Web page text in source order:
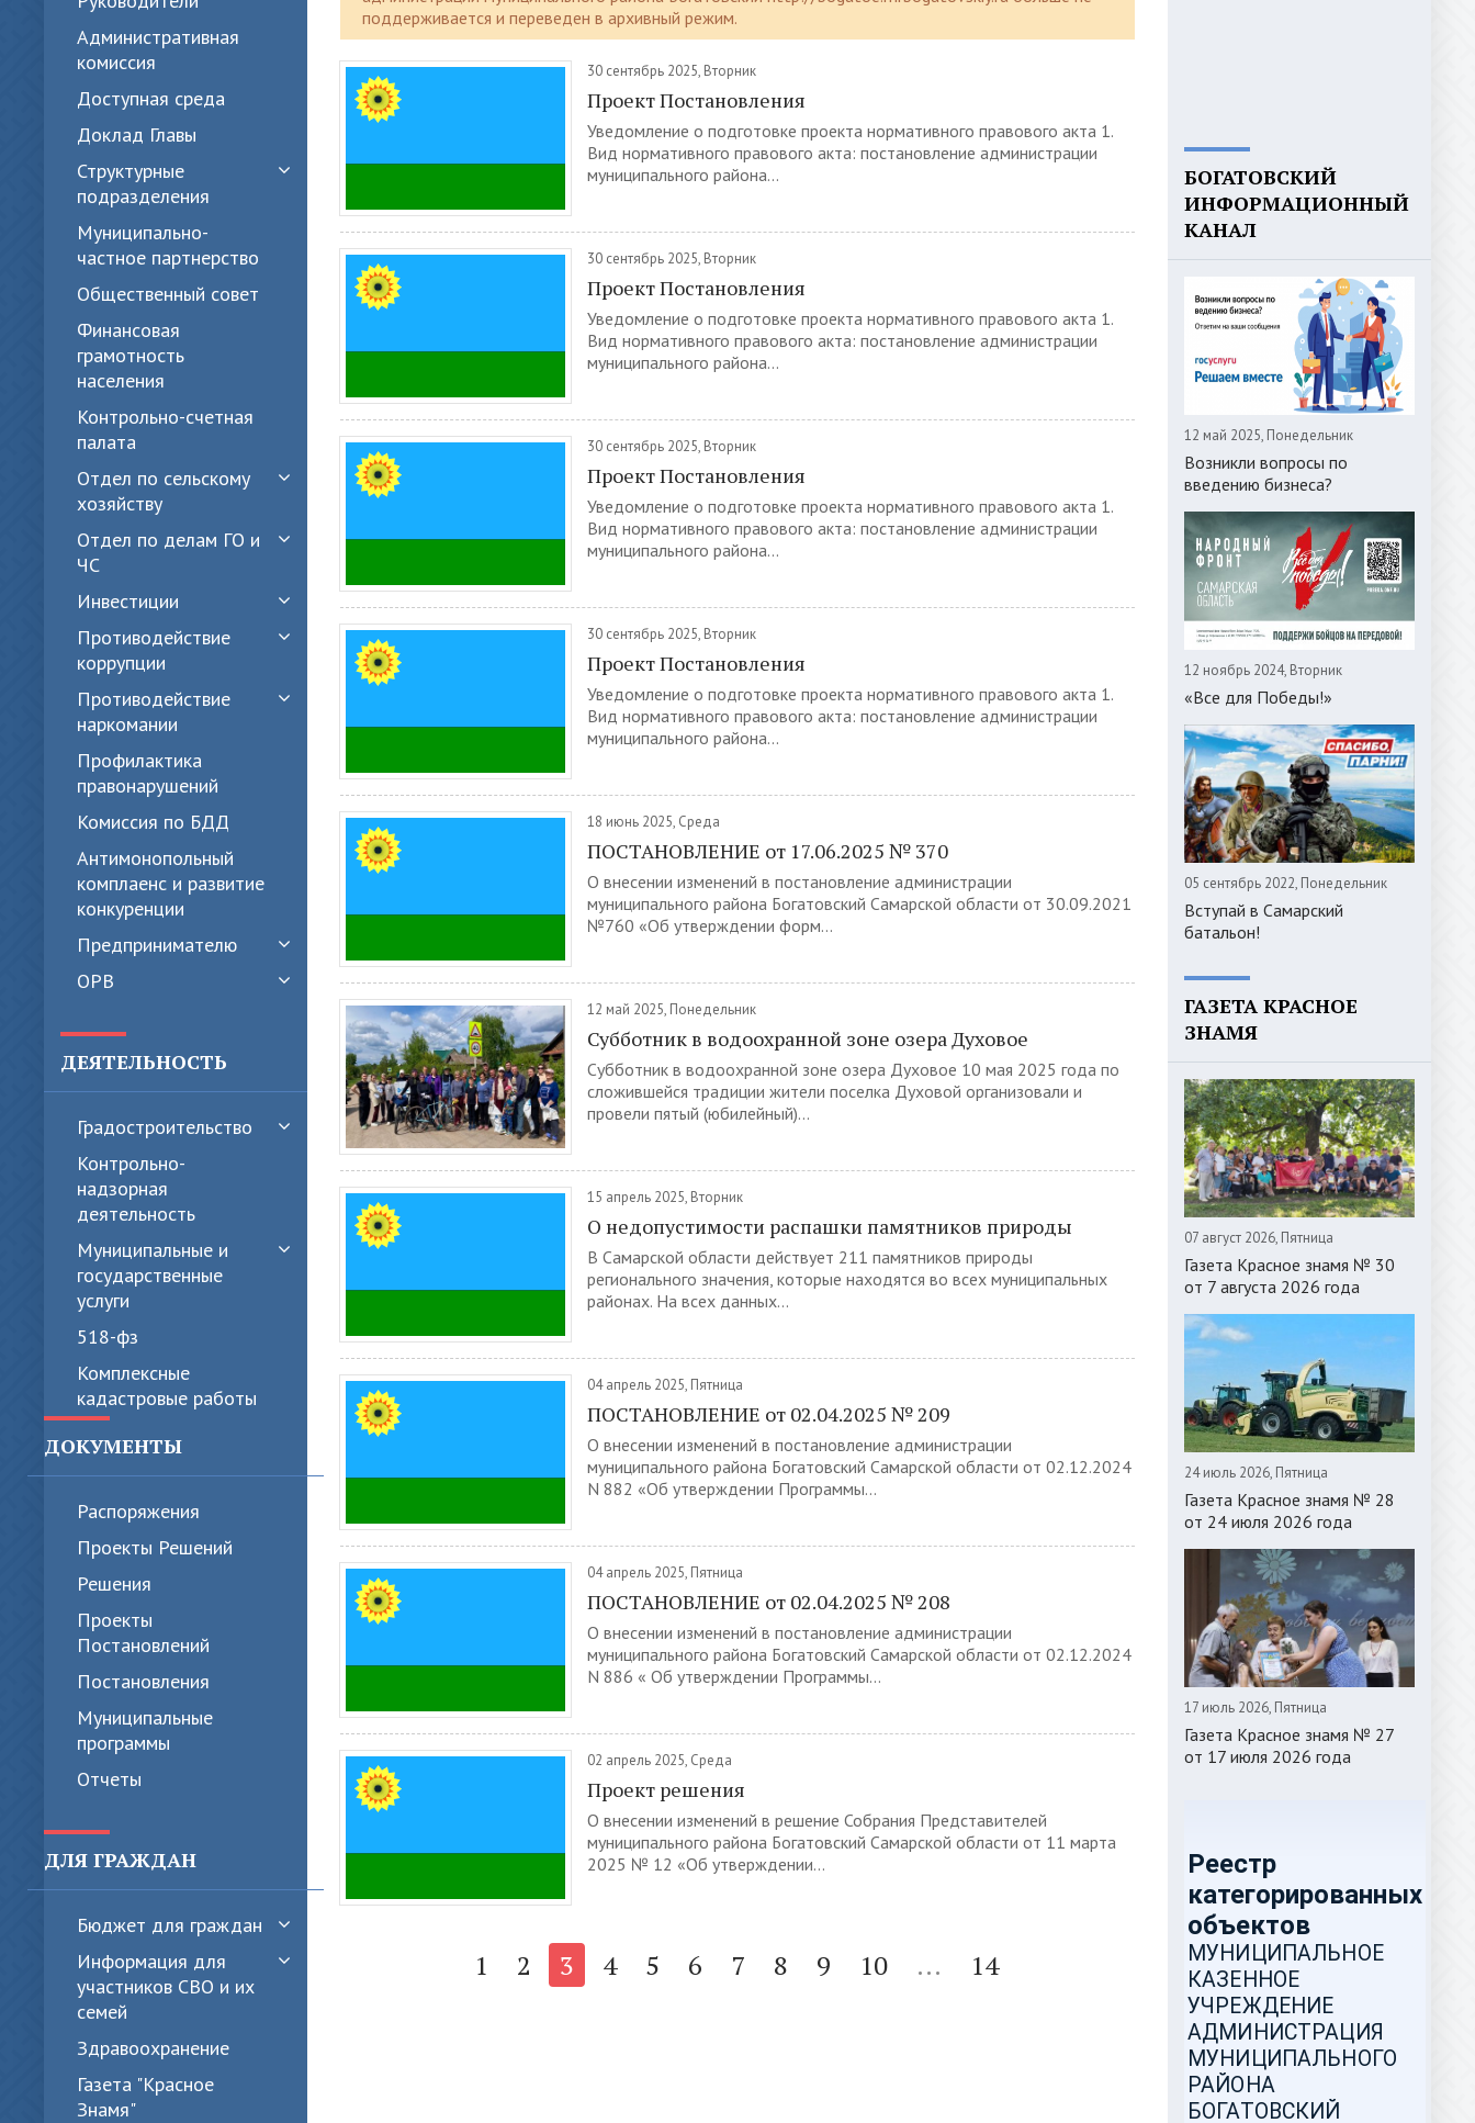
Административная
комиссия
Доступная среда
Доклад Главы
Структурные
подразделения
Муниципально-
частное партнерство
Общественный совет
Финансовая
грамотность
населения
Контрольно-счетная
палата
Отдел по сельскому
хозяйству
Отдел по делам ГО и
ЧС
Инвестиции
Противодействие
коррупции
Противодействие
наркомании
Профилактика
правонарушений
Комиссия по БДД
Антимонопольный
комплаенс и развитие
конкуренции
Предпринимателю
ОРВ
ДЕЯТЕЛЬНОСТЬ
Градостроительство
Контрольно-
надзорная
деятельность
Муниципальные и
государственные
услуги
518-фз
Комплексные
кадастровые работы
ДОКУМЕНТЫ
Распоряжения
Проекты Решений
Решения
Проекты
Постановлений
Постановления
Муниципальные
программы
Отчеты
ДЛЯ ГРАЖДАН
Бюджет для граждан
Информация для
участников СВО и их
семей
Здравоохранение
Газета "Красное
Знамя"
поддерживается и переведен в архивный режим.
30 сентябрь 2025, Вторник
Проект Постановления
Уведомление о подготовке проекта нормативного правового акта 1.
Вид нормативного правового акта: постановление администрации
муниципального района...
30 сентябрь 2025, Вторник
Проект Постановления
Уведомление о подготовке проекта нормативного правового акта 1.
Вид нормативного правового акта: постановление администрации
муниципального района...
30 сентябрь 2025, Вторник
Проект Постановления
Уведомление о подготовке проекта нормативного правового акта 1.
Вид нормативного правового акта: постановление администрации
муниципального района...
30 сентябрь 2025, Вторник
Проект Постановления
Уведомление о подготовке проекта нормативного правового акта 1.
Вид нормативного правового акта: постановление администрации
муниципального района...
18 июнь 2025, Среда
ПОСТАНОВЛЕНИЕ от 17.06.2025 № 370
О внесении изменений в постановление администрации
муниципального района Богатовский Самарской области от 30.09.2021
№760 «Об утверждении форм...
12 май 2025, Понедельник
Субботник в водоохранной зоне озера Духовое
Субботник в водоохранной зоне озера Духовое 10 мая 2025 года по
сложившейся традиции жители поселка Духовой организовали и
провели пятый (юбилейный)...
15 апрель 2025, Вторник
О недопустимости распашки памятников природы
В Самарской области действует 211 памятников природы
регионального значения, которые находятся во всех муниципальных
районах. На всех данных...
04 апрель 2025, Пятница
ПОСТАНОВЛЕНИЕ от 02.04.2025 № 209
О внесении изменений в постановление администрации
муниципального района Богатовский Самарской области от 02.12.2024
N 882 «Об утверждении Программы...
04 апрель 2025, Пятница
ПОСТАНОВЛЕНИЕ от 02.04.2025 № 208
О внесении изменений в постановление администрации
муниципального района Богатовский Самарской области от 02.12.2024
N 886 « Об утверждении Программы...
02 апрель 2025, Среда
Проект решения
О внесении изменений в решение Собрания Представителей
муниципального района Богатовский Самарской области от 11 марта
2025 № 12 «Об утверждении...
1 2 3 4 5 6 7 8 9 10 ... 14
БОГАТОВСКИЙ
ИНФОРМАЦИОННЫЙ
КАНАЛ
12 май 2025, Понедельник
Возникли вопросы по
введению бизнеса?
12 ноябрь 2024, Вторник
«Все для Победы!»
05 сентябрь 2022, Понедельник
Вступай в Самарский
батальон!
ГАЗЕТА КРАСНОЕ
ЗНАМЯ
07 август 2026, Пятница
Газета Красное знамя № 30
от 7 августа 2026 года
24 июль 2026, Пятница
Газета Красное знамя № 28
от 24 июля 2026 года
17 июль 2026, Пятница
Газета Красное знамя № 27
от 17 июля 2026 года